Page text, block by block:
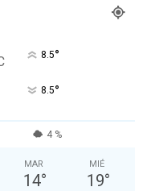
8.5°
8.5°
4 %
MAR
14°
MIÉ
19°